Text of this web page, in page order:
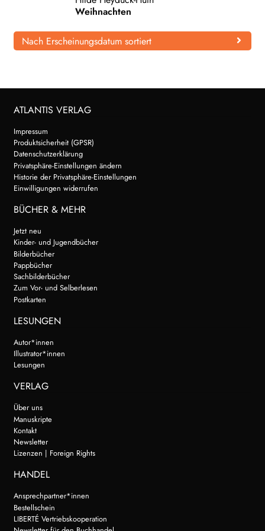
WEITERE VERLAGE
Weihnachten
Nach Erscheinungsdatum sortiert
ATLANTIS VERLAG
Impressum
Produktsicherheit (GPSR)
Datenschutzerklärung
Privatsphäre-Einstellungen ändern
Historie der Privatsphäre-Einstellungen
Einwilligungen widerrufen
BÜCHER & MEHR
Jetzt neu
Kinder- und Jugendbücher
Bilderbücher
Pappbücher
Sachbilderbücher
Zum Vor- und Selberlesen
Postkarten
LESUNGEN
Autor*innen
Illustrator*innen
Lesungen
VERLAG
Über uns
Manuskripte
Kontakt
Newsletter
Lizenzen | Foreign Rights
HANDEL
Ansprechpartner*innen
Bestellschein
LIBERTÉ Vertriebskooperation